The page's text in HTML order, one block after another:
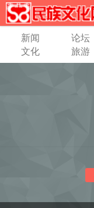
新闻 论坛
文化
旅游